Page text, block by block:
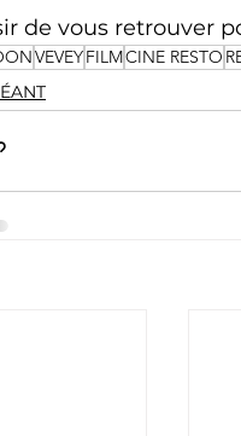
de vous retrouver
VEVEYFILMCINE RESTO